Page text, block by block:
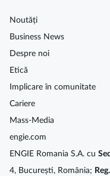
Noutăți
Business News
Despre noi
Etică
Implicare în comunitate
Cariere
Mass-Media
engie.com
ENGIE Romania S.A. cu
4, București, România;